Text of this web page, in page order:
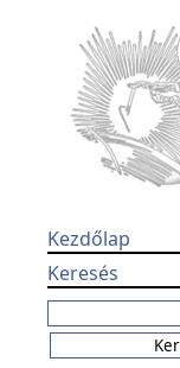
Kezdőlap
Keresés